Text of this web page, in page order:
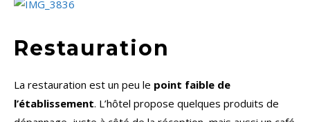
Restauration
La restauration est un peu le point faible de
l’établissement. L’hôtel propose quelques produits de